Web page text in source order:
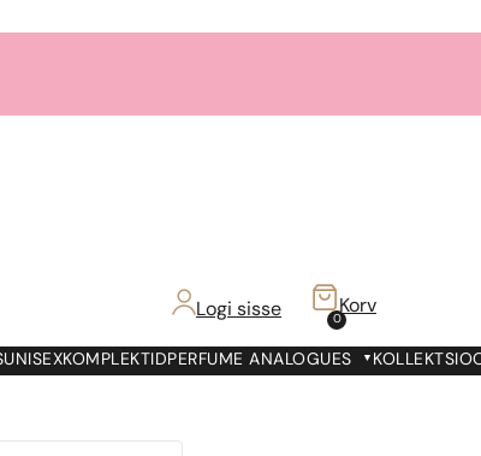
Logi sisse 0
Korv
UNISEXKOMPLEKTIDPERFUME ANALOGUES